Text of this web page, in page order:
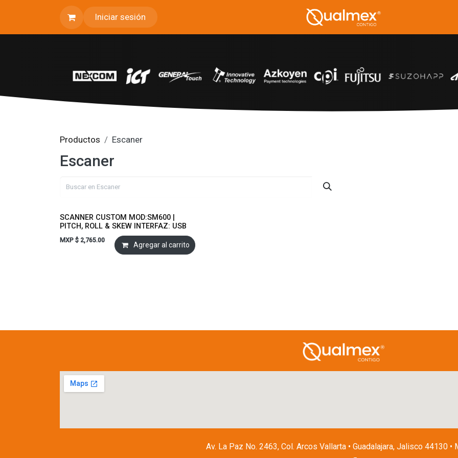
Iniciar sesión
Productos Escaner
Escaner
SCANNER CUSTOM MOD:SM600 |
PITCH, ROLL & SKEW INTERFAZ: USB
MXP $ 2,765.00
Agregar al carrito
Av. La Paz No. 2463, Col. Arcos Vallarta • Guadalajara, Jalisco 44130 •